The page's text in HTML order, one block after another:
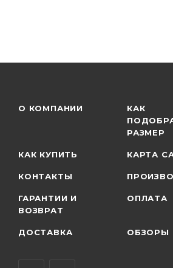
О КОМПАНИИ
КАК
РАЗМЕР
КАК КУПИТЬ КАРТА
КОНТАКТЫ
ГАРАНТИИ И
ВОЗВРАТ
ОПЛАТА
ДОСТАВКА ОБЗОРЫ